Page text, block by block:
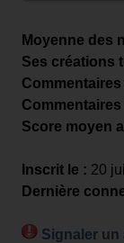
Moyenne des
Ses créations
Score moyen
Inscrit le : 20
Dernière
Signaler un